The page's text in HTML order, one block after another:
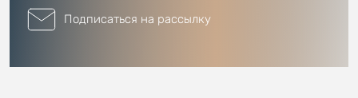
Подписаться на рассылку